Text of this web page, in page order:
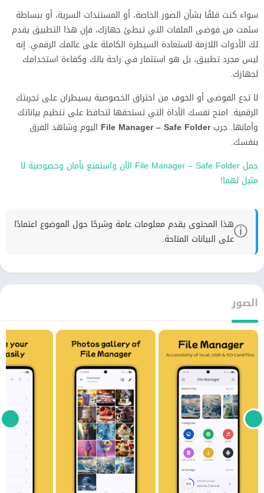
سواء كنت قلقًا بشأن الصور الخاصة، أو المستندات السرية، أو ببساطة
سئمت من فوضى الملفات التي تبطئ جهازك، فإن هذا التطبيق يقدم
لك الأدوات اللازمة لاستعادة السيطرة الكاملة على عالمك الرقمي. إنه
ليس مجرد تطبيق، بل هو استثمار في راحة بالك وكفاءة استخدامك
لجهازك.
لا تدع الفوضى أو الخوف من اختراق الخصوصية يسيطران على تجربتك
الرقمية. امنح نفسك الأداة التي تستحقها لتحافظ على تنظيم بياناتك
وأمانها. جربFile Manager – Safe Folder اليوم وشاهد الفرق
بنفسك.
حمل File Manager – Safe Folder الآن واستمتع بأمان وخصوصية لا
مثيل لهما!
ⓘهذا المحتوى يقدم معلومات عامة وشرحًا حول الموضوع اعتمادًا
على البيانات المتاحة.
الصور